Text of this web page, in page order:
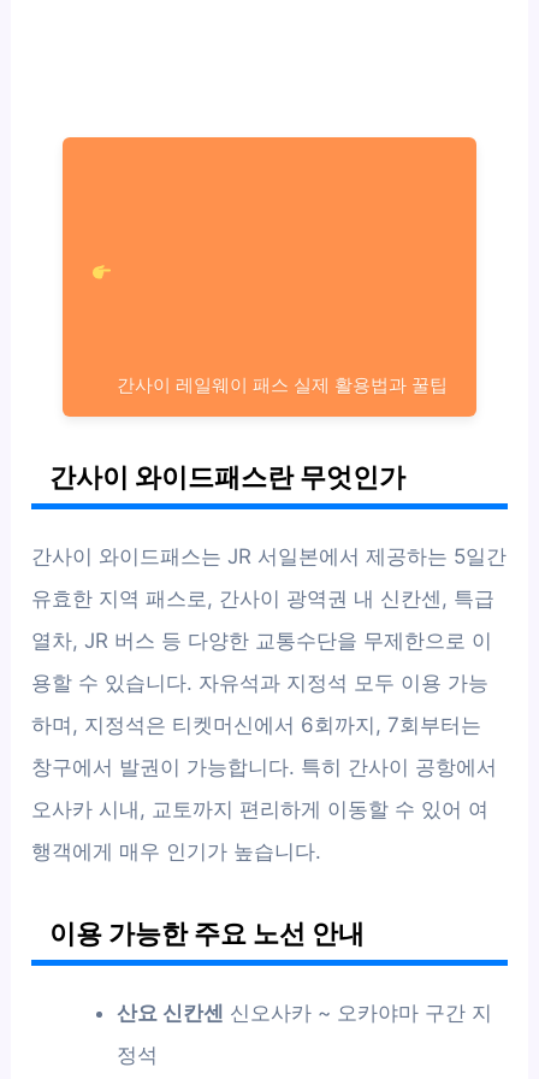
간사이 레일웨이 패스 실제 활용법과 꿀팁
간사이 와이드패스란 무엇인가
간사이 와이드패스는 JR 서일본에서 제공하는 5일간
유효한 지역 패스로, 간사이 광역권 내 신칸센, 특급
열차, JR 버스 등 다양한 교통수단을 무제한으로 이
용할 수 있습니다. 자유석과 지정석 모두 이용 가능
하며, 지정석은 티켓머신에서 6회까지, 7회부터는
창구에서 발권이 가능합니다. 특히 간사이 공항에서
오사카 시내, 교토까지 편리하게 이동할 수 있어 여
행객에게 매우 인기가 높습니다.
이용 가능한 주요 노선 안내
산요 신칸센 신오사카 ~ 오카야마 구간 지
정석